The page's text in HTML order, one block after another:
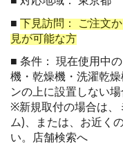
■
下見訪問： ご注文
見が可能な方
■ 条件： 現在使用中
機・乾燥機・洗濯乾
ンの上に設置しない場
※新規取付の場合は、
ム)、または、お近く
い。
店舗検索へ